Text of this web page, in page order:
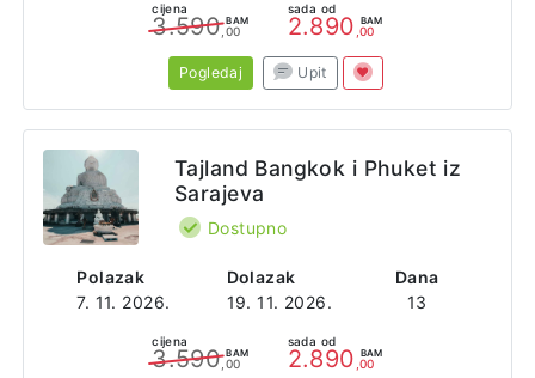
cijena
3.590 BAM
,00
sada od
2.890 BAM
,00
Pogledaj Upit
Polazak
7. 11. 2026.
Dolazak
19. 11. 2026.
Dana
13
Tajland Bangkok i Phuket iz
Sarajeva
Dostupno
cijena
3.590 BAM
,00
sada od
2.890 BAM
,00